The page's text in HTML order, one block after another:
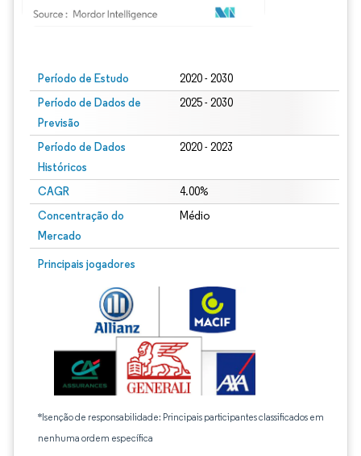
Período de Estudo 2020 - 2030
Período de Dados de
Previsão
2025 - 2030
Período de Dados
Históricos
2020 - 2023
CAGR 4.00%
Concentração do
Mercado
Médio
Principais jogadores
*Isenção de responsabilidade: Principais participantes classificados em
nenhuma ordem específica